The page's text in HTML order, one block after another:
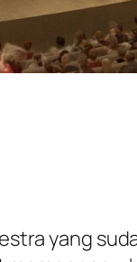
yang